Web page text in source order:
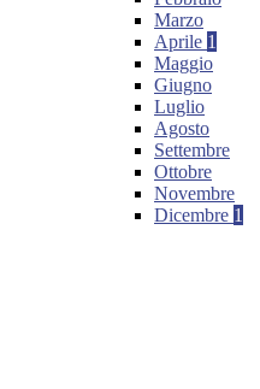
Marzo
Aprile 1
Maggio
Giugno
Luglio
Agosto
Settembre
Ottobre
Novembre
Dicembre 1